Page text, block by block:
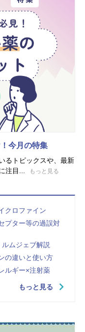
今月の特集
るトピックスや、最新
注目...
もっと見る
クロファイン
プター等の過誤対
ムジェブ解説
の違いと使い方
ルギー×注射薬
もっと見る